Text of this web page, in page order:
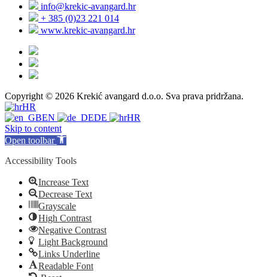
info@krekic-avangard.hr
+ 385 (0)23 221 014
www.krekic-avangard.hr
Copyright © 2026 Krekić avangard d.o.o. Sva prava pridržana.
HR
EN
DE
HR
Skip to content
Open toolbar
Accessibility Tools
Increase Text
Decrease Text
Grayscale
High Contrast
Negative Contrast
Light Background
Links Underline
Readable Font